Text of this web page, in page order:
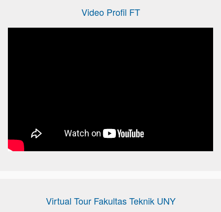
Video Profil FT
Virtual Tour Fakultas Teknik UNY